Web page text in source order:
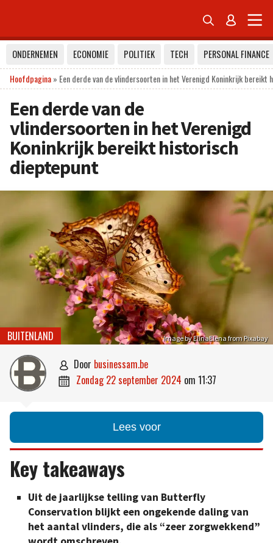
 
ONDERNEMEN ECONOMIE POLITIEK TECH
PERSONAL FINANCE
Hoofdpagina» Een derde van de vlindersoorten in het Verenigd Koninkrijk
Een derde van de
vlindersoorten in het Verenigd
Koninkrijk bereikt historisch
dieptepunt
Image by ElinaElena from Pixabay
BUITENLAND
 door businessam.be
 zondag 22 september 2024 om 11:37
Lees voor
Key takeaways
Uit de jaarlijkse telling van Butterfly
Conservation blijkt een ongekende daling van
het aantal vlinders, die als “zeer zorgwekkend”